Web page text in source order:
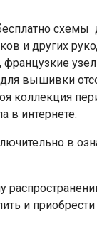
и других
французкие
вышивки
коллекция
в интернете.
в
и